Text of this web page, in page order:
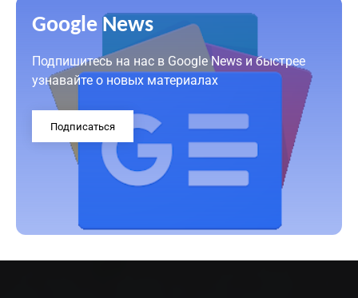
Google News
Подпишитесь на нас в Google News и быстрее
узнавайте о новых материалах
Подписаться